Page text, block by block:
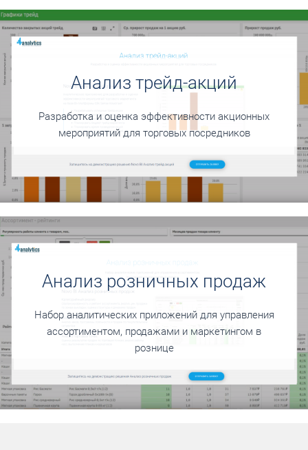
Анализ трейд-акций
Разработка и оценка эффективности акционных
мероприятий для торговых посредников
Анализ розничных продаж
Набор аналитических приложений для управления
ассортиментом, продажами и маркетингом в
рознице